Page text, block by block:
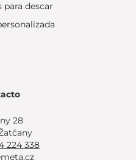
descar
28
224 338